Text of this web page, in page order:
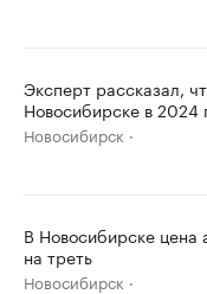
Эксперт рассказал,
Новосибирске в 2024
Новосибирск
В Новосибирске
на треть
Новосибирск